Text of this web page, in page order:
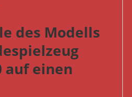
des Modells
auf einen